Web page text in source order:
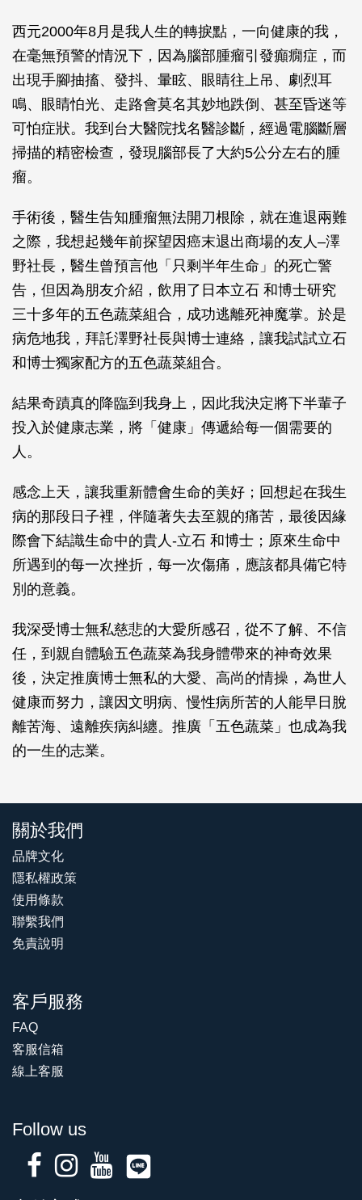
西元2000年8月是我人生的轉捩點，一向健康的我，
在毫無預警的情況下，因為腦部腫瘤引發癲癇症，而
出現手腳抽搐、發抖、暈眩、眼睛往上吊、劇烈耳
鳴、眼睛怕光、走路會莫名其妙地跌倒、甚至昏迷等
可怕症狀。我到台大醫院找名醫診斷，經過電腦斷層
掃描的精密檢查，發現腦部長了大約5公分左右的腫
瘤。
手術後，醫生告知腫瘤無法開刀根除，就在進退兩難
之際，我想起幾年前探望因癌末退出商場的友人–澤
野社長，醫生曾預言他「只剩半年生命」的死亡警
告，但因為朋友介紹，飲用了日本立石 和博士研究
三十多年的五色蔬菜組合，成功逃離死神魔掌。於是
病危地我，拜託澤野社長與博士連絡，讓我試試立石
和博士獨家配方的五色蔬菜組合。
結果奇蹟真的降臨到我身上，因此我決定將下半輩子
投入於健康志業，將「健康」傳遞給每一個需要的
人。
感念上天，讓我重新體會生命的美好；回想起在我生
病的那段日子裡，伴隨著失去至親的痛苦，最後因緣
際會下結識生命中的貴人-立石 和博士；原來生命中
所遇到的每一次挫折，每一次傷痛，應該都具備它特
別的意義。
我深受博士無私慈悲的大愛所感召，從不了解、不信
任，到親自體驗五色蔬菜為我身體帶來的神奇效果
後，決定推廣博士無私的大愛、高尚的情操，為世人
健康而努力，讓因文明病、慢性病所苦的人能早日脫
離苦海、遠離疾病糾纏。推廣「五色蔬菜」也成為我
的一生的志業。
關於我們
品牌文化
隱私權政策
使用條款
聯繫我們
免責說明
客戶服務
FAQ
客服信箱
線上客服
Follow us